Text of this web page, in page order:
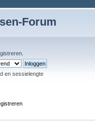
Forum
en sessielengte